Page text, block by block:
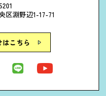
区淵野辺1-17-71
こちら